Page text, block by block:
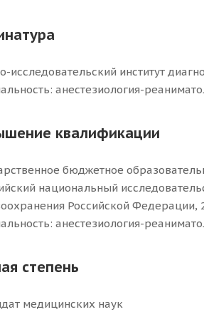
исследовательский институт
анестезиология-
квалификации
бюджетное
национальный
Российской Федерации,
анестезиология-
степень
медицинских наук